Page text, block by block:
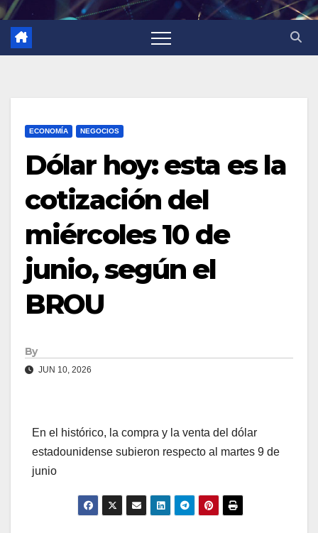
ECONOMÍA NEGOCIOS
Dólar hoy: esta es la
cotización del
miércoles 10 de
junio, según el
BROU
By
JUN 10, 2026
En el histórico, la compra y la venta del dólar
estadounidense subieron respecto al martes 9 de
junio